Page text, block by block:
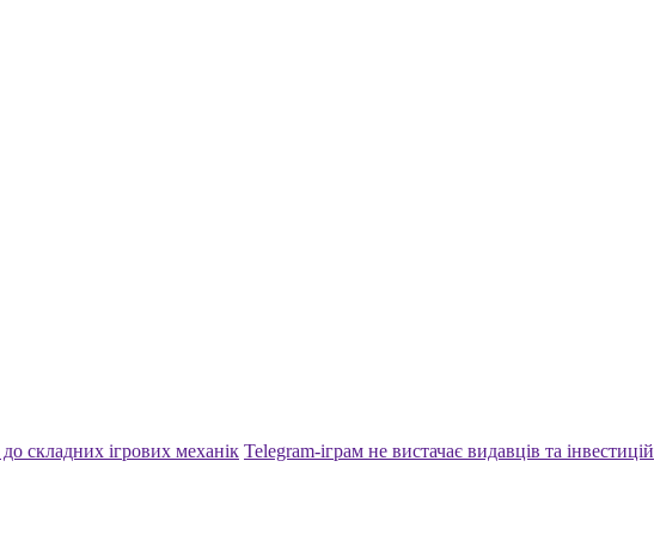
складних ігрових механік Telegram-іграм не вистачає видавців та інвестицій